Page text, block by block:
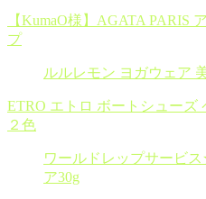
【KumaO様】AGATA PARIS
プ
ルルレモン ヨガウェア
ETRO エトロ ボートシューズ
２色
ワールドレップサービ
ア30g